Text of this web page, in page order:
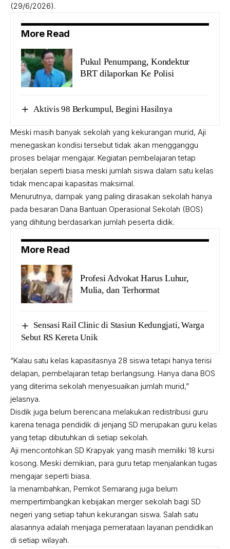
(29/6/2026).
More Read
Pukul Penumpang, Kondektur
BRT dilaporkan Ke Polisi
Aktivis 98 Berkumpul, Begini Hasilnya
Meski masih banyak sekolah yang kekurangan murid, Aji
menegaskan kondisi tersebut tidak akan mengganggu
proses belajar mengajar. Kegiatan pembelajaran tetap
berjalan seperti biasa meski jumlah siswa dalam satu kelas
tidak mencapai kapasitas maksimal.
Menurutnya, dampak yang paling dirasakan sekolah hanya
pada besaran Dana Bantuan Operasional Sekolah (BOS)
yang dihitung berdasarkan jumlah peserta didik.
More Read
Profesi Advokat Harus Luhur,
Mulia, dan Terhormat
Sensasi Rail Clinic di Stasiun Kedungjati, Warga
Sebut RS Kereta Unik
“Kalau satu kelas kapasitasnya 28 siswa tetapi hanya terisi
delapan, pembelajaran tetap berlangsung. Hanya dana BOS
yang diterima sekolah menyesuaikan jumlah murid,”
jelasnya.
Disdik juga belum berencana melakukan redistribusi guru
karena tenaga pendidik di jenjang SD merupakan guru kelas
yang tetap dibutuhkan di setiap sekolah.
Aji mencontohkan SD Krapyak yang masih memiliki 18 kursi
kosong. Meski demikian, para guru tetap menjalankan tugas
mengajar seperti biasa.
Ia menambahkan, Pemkot Semarang juga belum
mempertimbangkan kebijakan merger sekolah bagi SD
negeri yang setiap tahun kekurangan siswa. Salah satu
alasannya adalah menjaga pemerataan layanan pendidikan
di setiap wilayah.